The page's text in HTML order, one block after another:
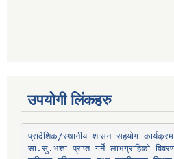
उपयोगी लिंकहरु
प्रादेशिक/स्थानीय शासन सहयोग कार्यक्रम